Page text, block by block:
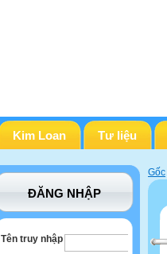
Kim Loan Tư liệu
ĐĂNG NHẬP
Tên truy nhập
Gốc